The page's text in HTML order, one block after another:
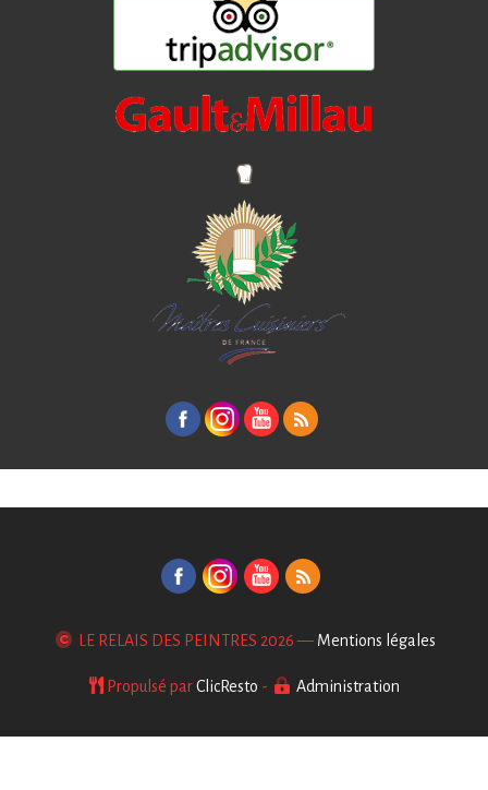
LE RELAIS DES PEINTRES 2026 — Mentions légales
Propulsé parClicResto - Administration